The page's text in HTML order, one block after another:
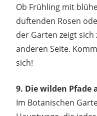
Ob Frühling mit
duftenden Rosen
der Garten zeigt sich
anderen Seite.
sich!
9. Die wilden Pfade
Im Botanischen